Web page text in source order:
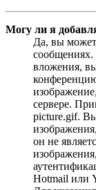
Могу ли я
Да, вы
сообщениях.
вложения,
сервере.
picture.gif.
он не
Hotmail или